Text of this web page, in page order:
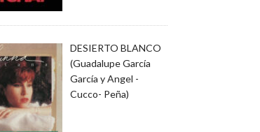
DESIERTO BLANCO
(Guadalupe García
García y Angel -
Cucco- Peña)